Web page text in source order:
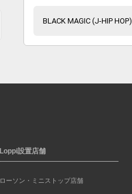
BLACK MAGIC (J-HIP HOP)
Loppi設置店舗
ローソン・ミニストップ店舗